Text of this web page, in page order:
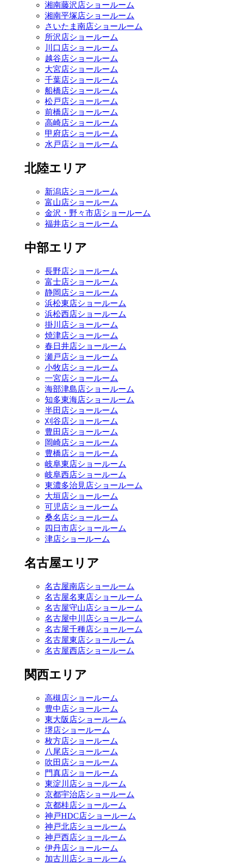
湘南藤沢店ショールーム
湘南平塚店ショールーム
さいたま南店ショールーム
所沢店ショールーム
川口店ショールーム
越谷店ショールーム
大宮店ショールーム
千葉店ショールーム
船橋店ショールーム
松戸店ショールーム
前橋店ショールーム
高崎店ショールーム
甲府店ショールーム
水戸店ショールーム
北陸エリア
新潟店ショールーム
富山店ショールーム
金沢・野々市店ショールーム
福井店ショールーム
中部エリア
長野店ショールーム
富士店ショールーム
静岡店ショールーム
浜松東店ショールーム
浜松西店ショールーム
掛川店ショールーム
焼津店ショールーム
春日井店ショールーム
瀬戸店ショールーム
小牧店ショールーム
一宮店ショールーム
海部津島店ショールーム
知多東海店ショールーム
半田店ショールーム
刈谷店ショールーム
豊田店ショールーム
岡崎店ショールーム
豊橋店ショールーム
岐阜東店ショールーム
岐阜西店ショールーム
東濃多治見店ショールーム
大垣店ショールーム
可児店ショールーム
桑名店ショールーム
四日市店ショールーム
津店ショールーム
名古屋エリア
名古屋南店ショールーム
名古屋名東店ショールーム
名古屋守山店ショールーム
名古屋中川店ショールーム
名古屋千種店ショールーム
名古屋東店ショールーム
名古屋西店ショールーム
関西エリア
高槻店ショールーム
豊中店ショールーム
東大阪店ショールーム
堺店ショールーム
枚方店ショールーム
八尾店ショールーム
吹田店ショールーム
門真店ショールーム
東淀川店ショールーム
京都宇治店ショールーム
京都桂店ショールーム
神戸HDC店ショールーム
神戸北店ショールーム
神戸西店ショールーム
伊丹店ショールーム
加古川店ショールーム